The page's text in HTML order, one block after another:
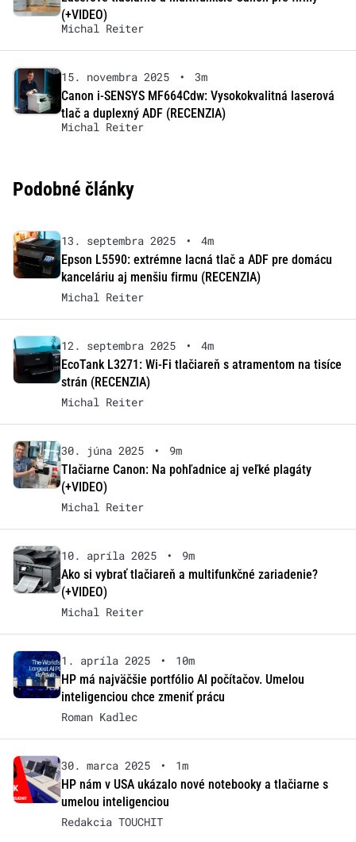
(+VIDEO)
Michal Reiter
15. novembra 2025 •
3m
Canon i-SENSYS MF664Cdw: Vysokokvalitná laserová
tlač a duplexný ADF (RECENZIA)
Michal Reiter
Podobné články
13. septembra 2025 •
4m
Epson L5590: extrémne lacná tlač a ADF pre domácu
kanceláriu aj menšiu firmu (RECENZIA)
Michal Reiter
12. septembra 2025 •
4m
EcoTank L3271: Wi-Fi tlačiareň s atramentom na tisíce
strán (RECENZIA)
Michal Reiter
30. júna 2025 •
9m
Tlačiarne Canon: Na pohľadnice aj veľké plagáty
(+VIDEO)
Michal Reiter
10. apríla 2025 •
9m
Ako si vybrať tlačiareň a multifunkčné zariadenie?
(+VIDEO)
Michal Reiter
1. apríla 2025 •
10m
HP má najväčšie portfólio AI počítačov. Umelou
inteligenciou chce zmeniť prácu
Roman Kadlec
30. marca 2025 •
1m
HP nám v USA ukázalo nové notebooky a tlačiarne s
umelou inteligenciou
Redakcia TOUCHIT